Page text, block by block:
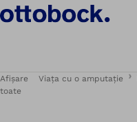
Afișare
toate
Viața cu o amputație